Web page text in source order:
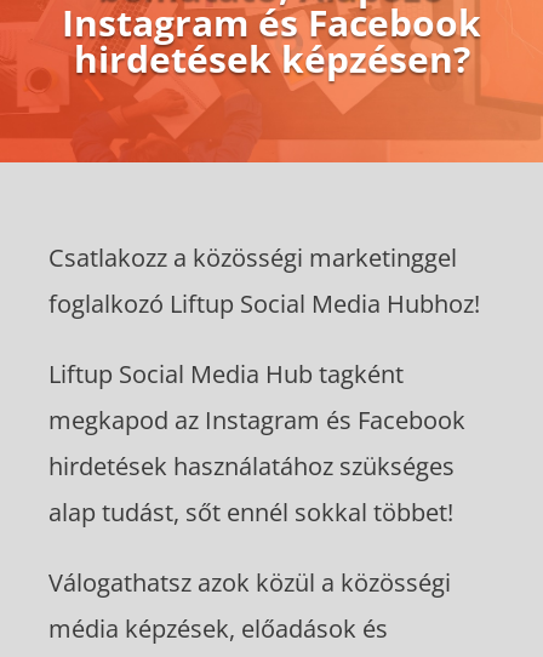
Instagram és Facebook
hirdetések képzésen?
Csatlakozz a közösségi marketinggel
foglalkozó Liftup Social Media Hubhoz!
Liftup Social Media Hub tagként
megkapod az Instagram és Facebook
hirdetések használatához szükséges
alap tudást, sőt ennél sokkal többet!
Válogathatsz azok közül a közösségi
média képzések, előadások és